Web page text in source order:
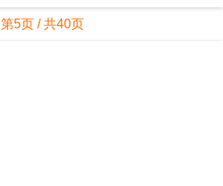
第5页 / 共40页